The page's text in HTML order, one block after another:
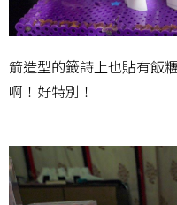
箭造型的籤詩上也貼有飯
啊！好特別！